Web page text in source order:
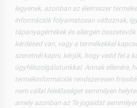
legyenek, azonban az élelmiszer
információk folyamatosan változnak,
tápanyagértékek és allergén
kérdésed van, vagy a termékekkel
szeretnél kapni, kérjük, hogy vedd fel a
ügyfélszolgálatunkkal. Annak ellenére,
termékinformációk rendszeresen
nem vállal felelősséget semmilyen
amely azonban az Te jogaidat